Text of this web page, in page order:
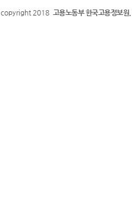
copyright 2018 고용노동부 한국고용정보원.